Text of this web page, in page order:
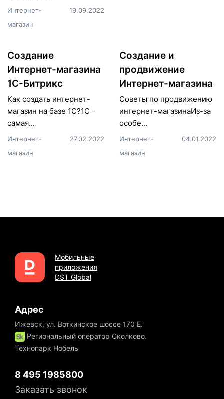
Интернет-
магазин
19.09.2022
Создание
Интернет-магазина
1С-Битрикс
Как создать интернет-
магазин на базе 1С?1С –
самая...
Интернет-
магазин
27.02.2022
Создание и
продвижение
Интернет-магазина
Советы по продвижению
интернет-магазинаИз-за
особе...
Интернет-
магазин
04.01.2022
Мобильные
приложения
DST Global
Адрес
Ижевск, ул. Воткинское шоссе 170 Е.
Региональный оператор Сколково.
Технопарк Нобель
8 495 1985800
Заказать звонок